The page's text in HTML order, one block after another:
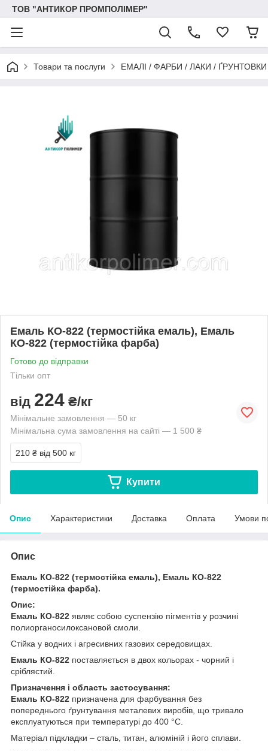
ТОВ "АНТИКОР ПРОМПОЛІМЕР"
Товари та послуги ЕМАЛІ / ФАРБИ / ЛАКИ /
Емаль КО-822 (термостійка емаль), Емаль
КО-822 (термостійка фарба)
Готово до відправки
Тільки опт
від 224 ₴/кг
Мінімальне замовлення — 50 кг
Мінімальна сума замовлення на сайті — 1 500 ₴
210 ₴ від 500 кг
Купити
Опис Характеристики Доставка Оплата Умови
Опис
Емаль КО-822 (термостійка емаль), Емаль КО-822
(термостійка фарба).
Опис:
Емаль КО-822 являє собою суспензію пігментів у розчині
полиорганосилоксановой смоли.
Стійка у водних і агресивних газових середовищах.
Емаль КО-822 поставляється в двох кольорах - чорний і
сріблястий.
Призначення і область застосування:
Емаль КО-822 призначена для фарбування без
попереднього ґрунтування металевих виробів, що тривало
експлуатуються при температурі до 400 °С.
Матеріал підкладки – сталь, титан, алюміній і його сплави.